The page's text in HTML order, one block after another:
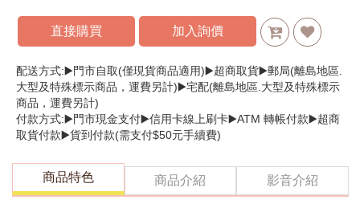
直接購買 加入詢價
配送方式:▶️門市自取(僅現貨商品適用)▶️超商取貨▶️郵局(離島地區.
大型及特殊標示商品，運費另計)▶️宅配(離島地區.大型及特殊標示
商品，運費另計)
付款方式:▶️門市現金支付▶️信用卡線上刷卡▶️ATM 轉帳付款▶️超商
取貨付款▶️貨到付款(需支付$50元手續費)
商品特色 商品介紹 影音介紹